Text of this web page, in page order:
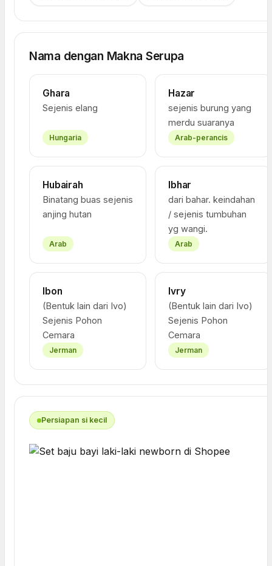
Nama dengan Makna Serupa
Ghara
Sejenis elang
Hungaria
Hazar
sejenis burung yang
merdu suaranya
Arab-perancis
Hubairah
Binatang buas sejenis
anjing hutan
Arab
Ibhar
dari bahar. keindahan
/ sejenis tumbuhan
yg wangi.
Arab
Ibon
(Bentuk lain dari Ivo)
Sejenis Pohon
Cemara
Jerman
Ivry
(Bentuk lain dari Ivo)
Sejenis Pohon
Cemara
Jerman
Persiapan si kecil